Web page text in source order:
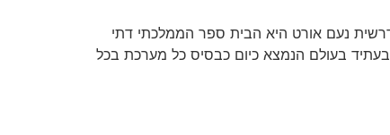
נעם אורט היא הבית ספר הממלכתי דתי
בעולם הנמצא כיום כבסיס כל מערכת בכל